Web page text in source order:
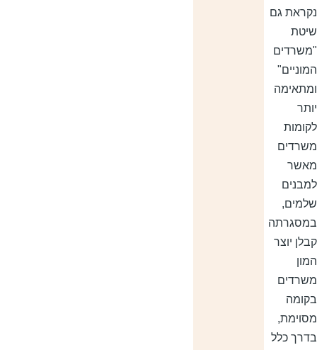
גם
יוצר
כלל